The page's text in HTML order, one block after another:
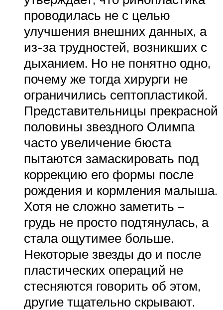
проводилась не с целью
улучшения внешних данных, а
из-за трудностей, возникших с
дыханием. Но не понятно одно,
почему же тогда хирурги не
ограничились септопластикой.
Представительницы прекрасной
половины звездного Олимпа
часто увеличение бюста
пытаются замаскировать под
коррекцию его формы после
рождения и кормления малыша.
Хотя не сложно заметить –
грудь не просто подтянулась, а
стала ощутимее больше.
Некоторые звезды до и после
пластических операций не
стесняются говорить об этом,
другие тщательно скрывают.